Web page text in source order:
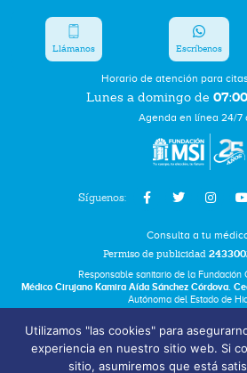
Síguenos:
Horario de atención para
Lunes a domingo de
Agenda en línea 24/7
Llámanos Escríbenos
Consulta a tu
Permiso de publicidad
Responsable sanitario de la Fundación
Médico Cirujano Kamira Aída Sánchez Córdova.
Autónoma del Estado de
Términos y
Bolsa de Trabajo
Utilizamos "las cookies" para
experiencia en nuestro sitio web. Si
sitio, asumiremos que está